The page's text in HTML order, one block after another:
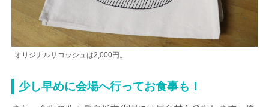
オリジナルサコッシュは2,000円。
少し早めに会場へ行ってお食事も！